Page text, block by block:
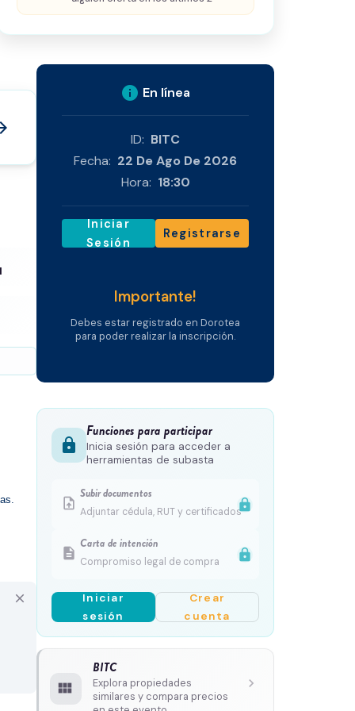
close
info En línea
ID: BITC
Fecha: 22 De Ago De 2026
Hora: 18:30
Iniciar
Sesión
Registrarse
Importante!
Debes estar registrado en Dorotea
para poder realizar la inscripción.
lock
Funciones para participar
Inicia sesión para acceder a
herramientas de subasta
upload_file
Subir documentos
Adjuntar cédula, RUT y certificadoslock
description
Carta de intención
Compromiso legal de compra lock
Iniciar
sesión
Crear
cuenta
view_module
BITC
Explora propiedades
similares y compara precios
chevron_right